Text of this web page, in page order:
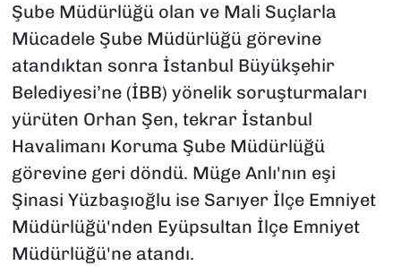
Şube Müdürlüğü olan ve Mali Suçlarla
Mücadele Şube Müdürlüğü görevine
atandıktan sonra İstanbul Büyükşehir
Belediyesi’ne (İBB) yönelik soruşturmaları
yürüten Orhan Şen, tekrar İstanbul
Havalimanı Koruma Şube Müdürlüğü
görevine geri döndü. Müge Anlı'nın eşi
Şinasi Yüzbaşıoğlu ise Sarıyer İlçe Emniyet
Müdürlüğü'nden Eyüpsultan İlçe Emniyet
Müdürlüğü'ne atandı.